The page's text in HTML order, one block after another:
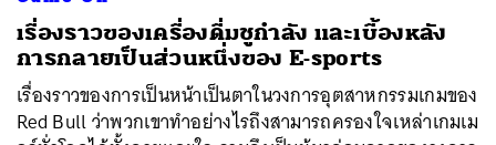
เรื่องราวของเครื่องดื่มชูกำลัง และเบื้องหลัง
การกลายเป็นส่วนหนึ่งของ E-sports
เรื่องราวของการเป็นหน้าเป็นตาในวงการอุตสาหกรรมเกมของ
Red Bull ว่าพวกเขาทำอย่างไรถึงสามารถครองใจเหล่าเกมเม